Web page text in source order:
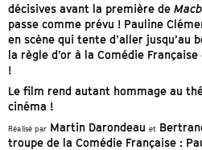
décisives avant la première de
passe comme prévu ! Pauline
en scène qui tente d’aller jusqu’au
la règle d’or à la Comédie
!
Le film rend autant hommage au
cinéma !
Réalisé parMartin Darondeau et
troupe de la Comédie Française :